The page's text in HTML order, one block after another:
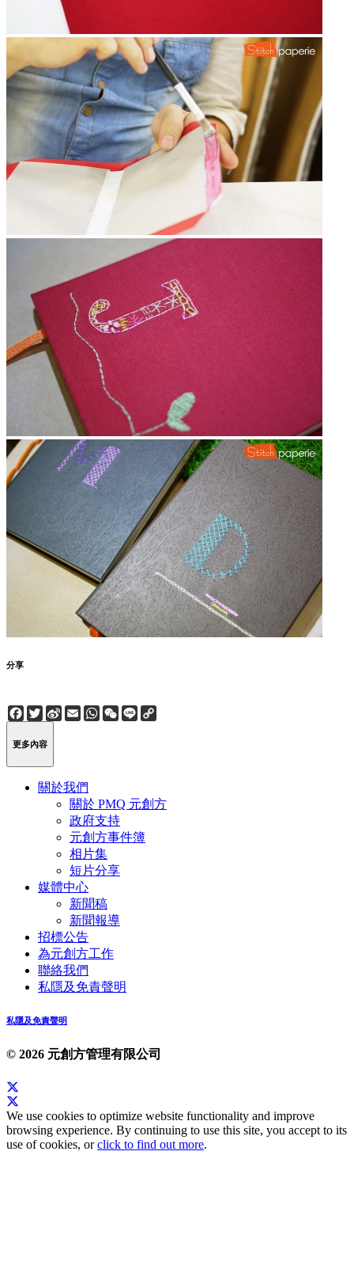
分享
Facebook
Twitter
Sina
Weibo
EmailWhatsApp
WeChat
Line
更多內容
關於我們
關於 PMQ 元創方
政府支持
元創方事件簿
相片集
短片分享
媒體中心
新聞稿
新聞報導
招標公告
為元創方工作
聯絡我們
私隱及免責聲明
私隱及免責聲明
© 2026 元創方管理有限公司
We use cookies to optimize website functionality and improve
browsing experience. By continuing to use this site, you accept to its
use of cookies, orclick to find out more.